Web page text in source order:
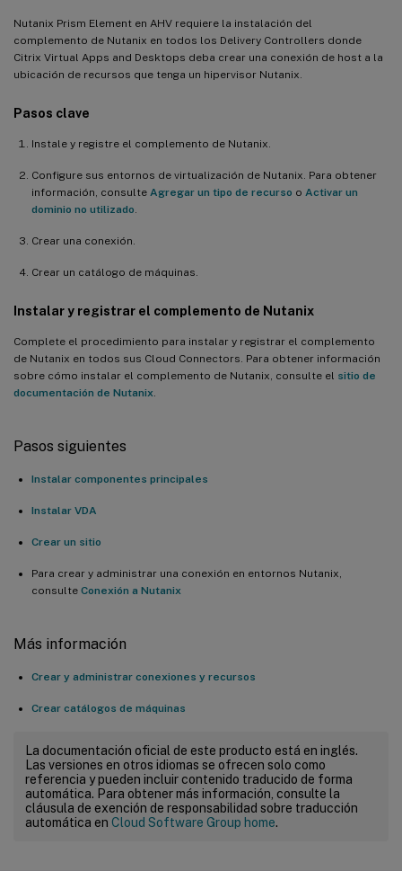
Nutanix Prism Element en AHV requiere la instalación del
complemento de Nutanix en todos los Delivery Controllers donde
Citrix Virtual Apps and Desktops deba crear una conexión de host a la
ubicación de recursos que tenga un hipervisor Nutanix.
Pasos clave
Instale y registre el complemento de Nutanix.
Configure sus entornos de virtualización de Nutanix. Para obtener
información, consulte Agregar un tipo de recurso o Activar un
dominio no utilizado
Crear una conexión.
Crear un catálogo de máquinas.
Instalar y registrar el complemento de Nutanix
Complete el procedimiento para instalar y registrar el complemento
de Nutanix en todos sus Cloud Connectors. Para obtener información
sobre cómo instalar el complemento de Nutanix, consulte el sitio de
documentación de Nutanix
Pasos siguientes
Instalar componentes principales
Instalar VDA
Crear un sitio
Para crear y administrar una conexión en entornos Nutanix,
consulte Conexión a Nutanix
Más información
Crear y administrar conexiones y recursos
Crear catálogos de máquinas
La documentación oficial de este producto está en inglés.
Las versiones en otros idiomas se ofrecen solo como
referencia y pueden incluir contenido traducido de forma
automática. Para obtener más información, consulte la
cláusula de exención de responsabilidad sobre traducción
automática en Cloud Software Group home.